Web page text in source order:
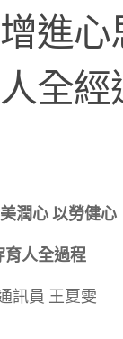
進
全
潤心 以勞健心
育人全過程
訊員 王夏雯